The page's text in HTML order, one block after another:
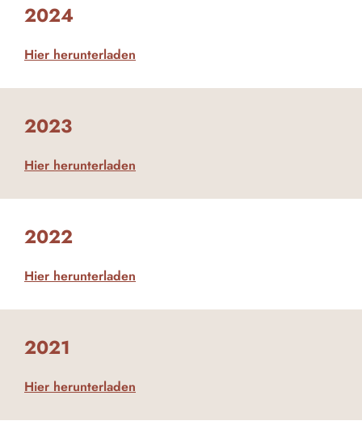
2024
Hier herunterladen
2023
Hier herunterladen
2022
Hier herunterladen
2021
Hier herunterladen